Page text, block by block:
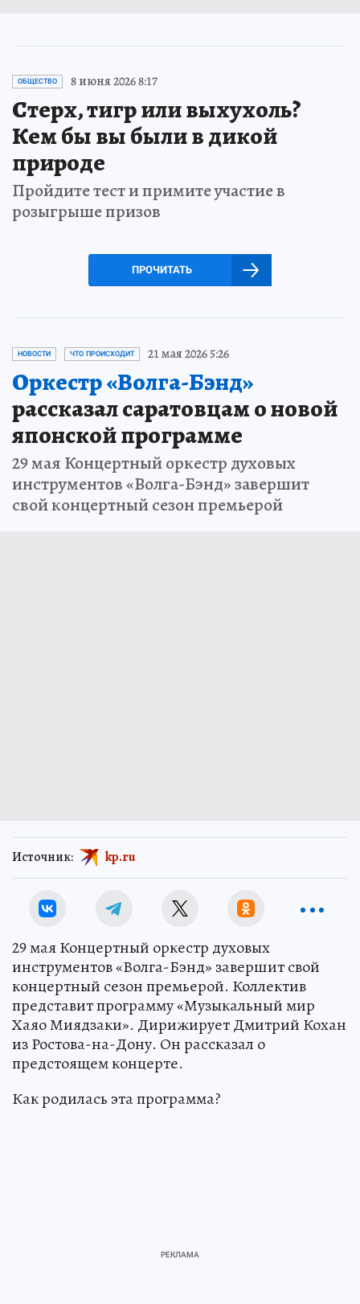
ОБЩЕСТВО 8 июня 2026 8:17
Стерх, тигр или выхухоль?
Кем бы вы были в дикой
природе
Пройдите тест и примите участие в
розыгрыше призов
ПРОЧИТАТЬ
НОВОСТИ ЧТО ПРОИСХОДИТ 21 мая 2026 5:26
Оркестр «Волга-Бэнд»
рассказал саратовцам о новой
японской программе
29 мая Концертный оркестр духовых
инструментов «Волга-Бэнд» завершит
свой концертный сезон премьерой
Источник: kp.ru
29 мая Концертный оркестр духовых
инструментов «Волга-Бэнд» завершит свой
концертный сезон премьерой. Коллектив
представит программу «Музыкальный мир
Хаяо Миядзаки». Дирижирует Дмитрий Кохан
из Ростова-на-Дону. Он рассказал о
предстоящем концерте.
Как родилась эта программа?